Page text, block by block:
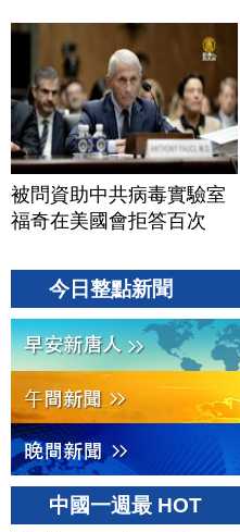
被問資助中共病毒實驗室
福奇在美國會拒答百次
今日整點新聞
中國一週最 HOT